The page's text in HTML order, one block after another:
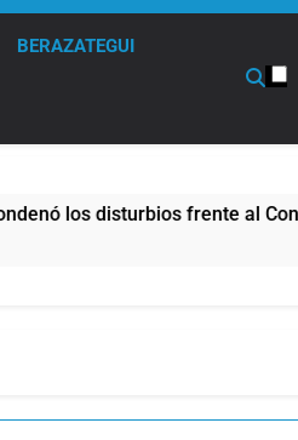
BERAZATEGUI
disturbios frente al Congreso